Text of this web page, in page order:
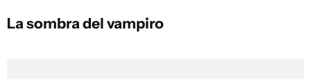
La sombra del vampiro